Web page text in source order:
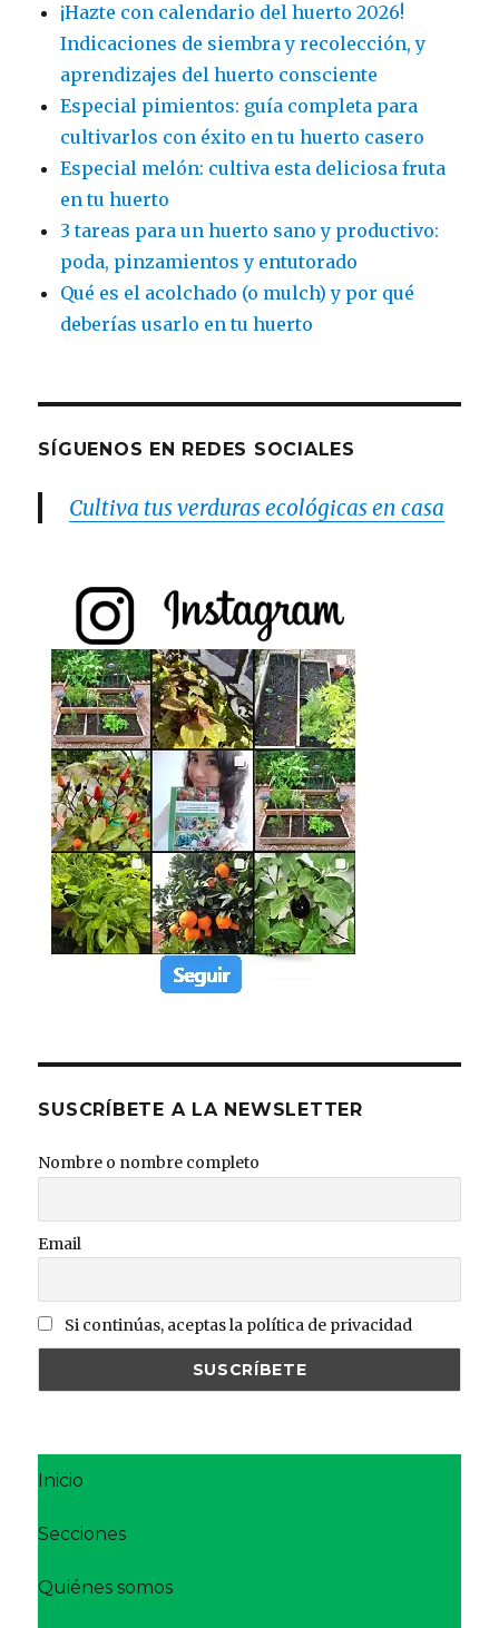
¡Hazte con calendario del huerto 2026!
Indicaciones de siembra y recolección, y
aprendizajes del huerto consciente
Especial pimientos: guía completa para
cultivarlos con éxito en tu huerto casero
Especial melón: cultiva esta deliciosa fruta
en tu huerto
3 tareas para un huerto sano y productivo:
poda, pinzamientos y entutorado
Qué es el acolchado (o mulch) y por qué
deberías usarlo en tu huerto
SÍGUENOS EN REDES SOCIALES
Cultiva tus verduras ecológicas en casa
SUSCRÍBETE A LA NEWSLETTER
Nombre o nombre completo
Email
Si continúas, aceptas la política de privacidad
Inicio
Secciones
Quiénes somos